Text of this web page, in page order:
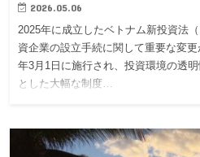
2026.05.06
2025年に成立したベトナム新投資法
資企業の設立手続に関して重要な変
年3月1日に施行され、投資環境の透
とした大幅な制度…